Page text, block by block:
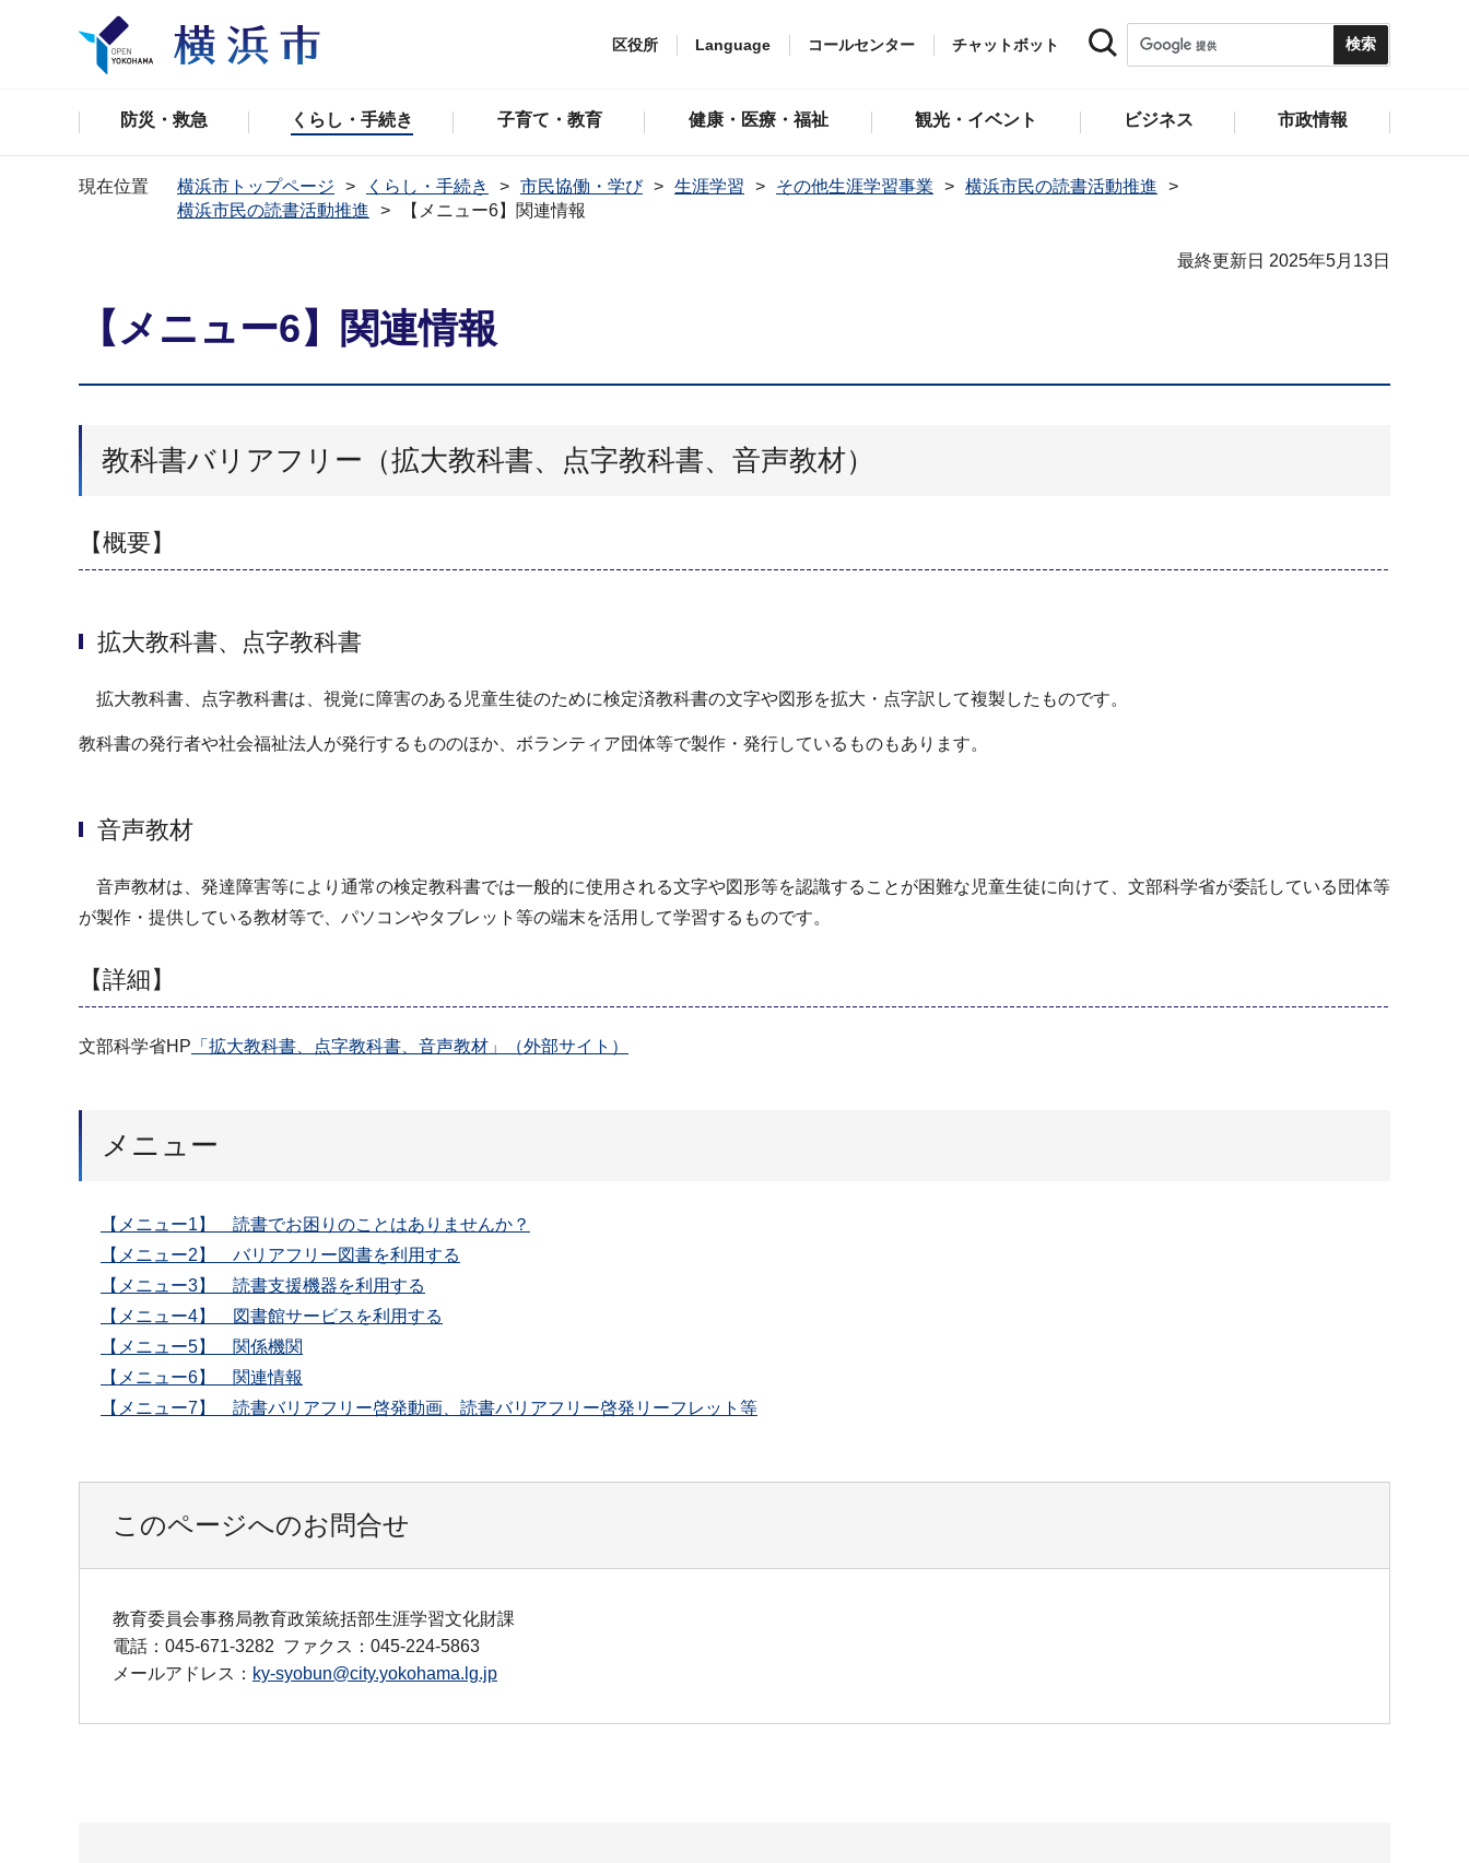
区役所 Language コールセンター チャットボット
防災・救急 くらし・手続き 子育て・教育 健康・医療・福祉 観光・イベント ビジネス 市政情報
現在位置 横浜市トップページ くらし・手続き 市民協働・学び 生涯学習 その他生涯学習事業
横浜市民の読書活動推進
横浜市民の読書活動推進
【メニュー6】関連情報
最終更新日 2025年5月13日
【メニュー6】関連情報
教科書バリアフリー（拡大教科書、点字教科書、音声教材）
【概要】
拡大教科書、点字教科書
拡大教科書、点字教科書は、視覚に障害のある児童生徒のために検定済教科書の文字や図形を拡大・点字訳して複製したものです。
教科書の発行者や社会福祉法人が発行するもののほか、ボランティア団体等で製作・発行しているものもあります。
音声教材
音声教材は、発達障害等により通常の検定教科書では一般的に使用される文字や図形等を認識することが困難な児童生徒に向けて、文部科学省が委託している団体等
が製作・提供している教材等で、パソコンやタブレット等の端末を活用して学習するものです。
【詳細】
文部科学省HP 「拡大教科書、点字教科書、音声教材」（外部サイト）
メニュー
【メニュー1】 読書でお困りのことはありませんか？
【メニュー2】 バリアフリー図書を利用する
【メニュー3】 読書支援機器を利用する
【メニュー4】 図書館サービスを利用する
【メニュー5】 関係機関
【メニュー6】 関連情報
【メニュー7】 読書バリアフリー啓発動画、読書バリアフリー啓発リーフレット等
このページへのお問合せ
教育委員会事務局教育政策統括部生涯学習文化財課
電話：045-671-3282 ファクス：045-224-5863
メールアドレス： ky-syobun@city.yokohama.lg.jp